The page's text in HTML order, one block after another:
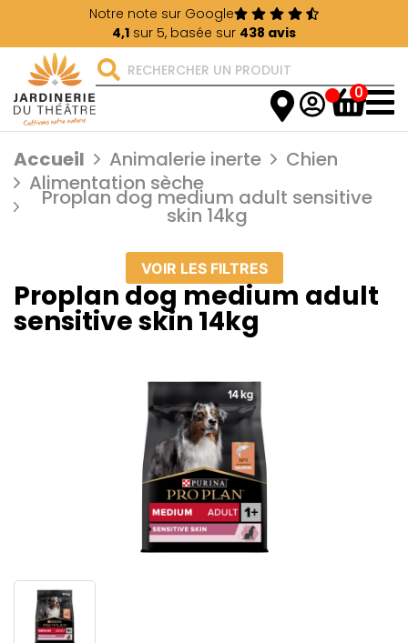
Notre note sur Google
4,1 sur 5, basée sur 438 avis
0
Accueil Animalerie inerte
Chien
Alimentation sèche
Proplan dog medium adult sensitive
skin 14kg
VOIR LES FILTRES
Proplan dog medium adult
sensitive skin 14kg